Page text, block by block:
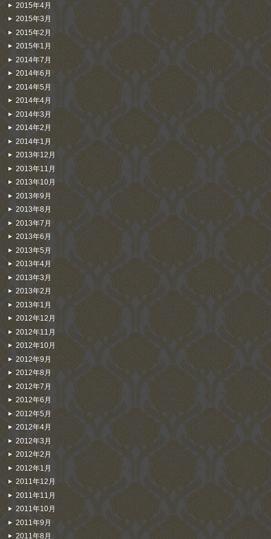
2015年4月
2015年3月
2015年2月
2015年1月
2014年7月
2014年6月
2014年5月
2014年4月
2014年3月
2014年2月
2014年1月
2013年12月
2013年11月
2013年10月
2013年9月
2013年8月
2013年7月
2013年6月
2013年5月
2013年4月
2013年3月
2013年2月
2013年1月
2012年12月
2012年11月
2012年10月
2012年9月
2012年8月
2012年7月
2012年6月
2012年5月
2012年4月
2012年3月
2012年2月
2012年1月
2011年12月
2011年11月
2011年10月
2011年9月
2011年8月